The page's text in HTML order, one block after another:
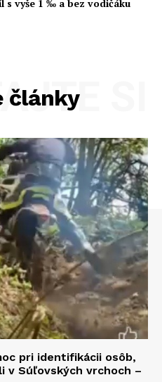
s vyše 1 ‰ a bez vodičáku
články SI
pri identifikácii osôb,
v Súľovských vrchoch –